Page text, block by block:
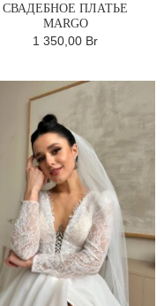
СВАДЕБНОЕ ПЛАТЬЕ
MARGO
1 350,00 Br